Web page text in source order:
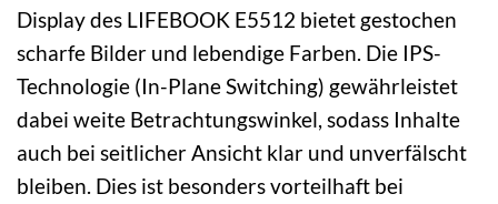
Display des LIFEBOOK E5512 bietet gestochen
scharfe Bilder und lebendige Farben. Die IPS-
Technologie (In-Plane Switching) gewährleistet
dabei weite Betrachtungswinkel, sodass Inhalte
auch bei seitlicher Ansicht klar und unverfälscht
bleiben. Dies ist besonders vorteilhaft bei